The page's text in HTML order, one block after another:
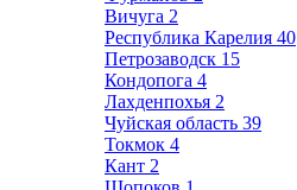
Вичуга 2
Республика Карелия 40
Петрозаводск 15
Кондопога 4
Лахденпохья 2
Чуйская область 39
Токмок 4
Кант 2